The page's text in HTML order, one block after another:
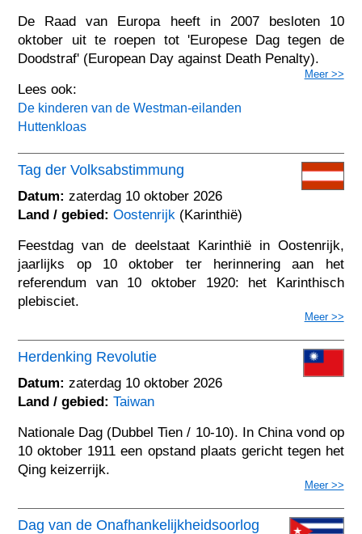
De Raad van Europa heeft in 2007 besloten 10
oktober uit te roepen tot 'Europese Dag tegen de
Doodstraf' (European Day against Death Penalty).
Meer >>
Lees ook:
De kinderen van de Westman-eilanden
Huttenkloas
Tag der Volksabstimmung
Datum: zaterdag 10 oktober 2026
Land / gebied: Oostenrijk (Karinthië)
Feestdag van de deelstaat Karinthië in Oostenrijk,
jaarlijks op 10 oktober ter herinnering aan het
referendum van 10 oktober 1920: het Karinthisch
plebisciet.
Meer >>
Herdenking Revolutie
Datum: zaterdag 10 oktober 2026
Land / gebied: Taiwan
Nationale Dag (Dubbel Tien / 10-10). In China vond op
10 oktober 1911 een opstand plaats gericht tegen het
Qing keizerrijk.
Meer >>
Dag van de Onafhankelijkheidsoorlog